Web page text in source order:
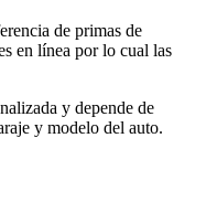
de primas de
en línea por lo cual las
y depende de
y modelo del auto.